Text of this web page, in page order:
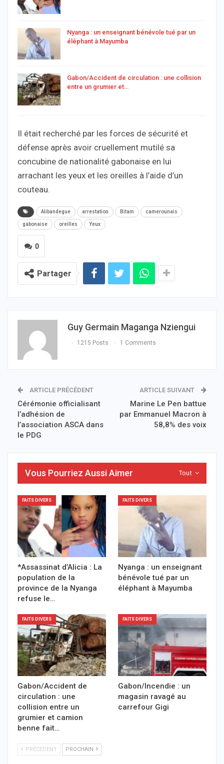
Nyanga : un enseignant bénévole tué par un
éléphant à Mayumba
Gabon/Accident de circulation : une collision
entre un grumier et…
Il était recherché par les forces de sécurité et
défense après avoir cruellement mutilé sa
concubine de nationalité gabonaise en lui
arrachant les yeux et les oreilles à l’aide d’un
couteau.
Alibandegue arrestation Bitam camerounais
gabonaise oreilles Yeux
0
Partager
Guy Germain Maganga Nziengui
1215 Posts 1 Comments
ARTICLE PRÉCÉDENT
Cérémonie officialisant
l’adhésion de
l’association ASCA dans
le PDG
ARTICLE SUIVANT
Marine Le Pen battue
par Emmanuel Macron à
58,8% des voix
Tout
Vous Pourriez Aussi Aimer
FAITS DIVERS
*Assassinat d’Alicia : La
population de la
province de la Nyanga
refuse le…
FAITS DIVERS
Nyanga : un enseignant
bénévole tué par un
éléphant à Mayumba
FAITS DIVERS
Gabon/Accident de
circulation : une
collision entre un
grumier et camion
benne fait…
FAITS DIVERS
Gabon/Incendie : un
magasin ravagé au
carrefour Gigi
PRÉCÉDENT PROCHAIN